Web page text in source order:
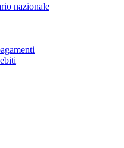
nazionale